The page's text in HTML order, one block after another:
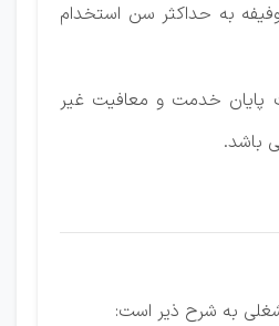
به حداکثر سن استخدام
پایان خدمت و معافیت غیر
باشد.
به شرح ذیر است: